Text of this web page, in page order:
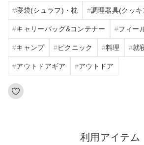
寝袋(シュラフ)・枕 調理器具(クッ
キャリーバッグ&コンテナー フィー
キャンプ ピクニック 料理 就
アウトドアギア アウトドア
利用アイテム